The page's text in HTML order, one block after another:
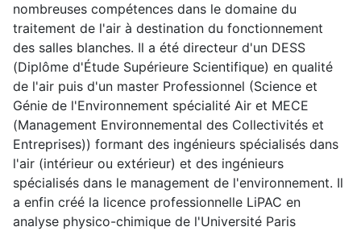
nombreuses compétences dans le domaine du
traitement de l'air à destination du fonctionnement
des salles blanches. Il a été directeur d'un DESS
(Diplôme d'Étude Supérieure Scientifique) en qualité
de l'air puis d'un master Professionnel (Science et
Génie de l'Environnement spécialité Air et MECE
(Management Environnemental des Collectivités et
Entreprises)) formant des ingénieurs spécialisés dans
l'air (intérieur ou extérieur) et des ingénieurs
spécialisés dans le management de l'environnement. Il
a enfin créé la licence professionnelle LiPAC en
analyse physico-chimique de l'Université Paris